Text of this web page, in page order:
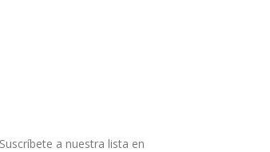
a nuestra lista en